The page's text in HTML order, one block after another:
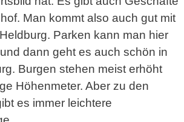
Man kommt also auch gut mit
Parken kann man hier
dann geht es auch schön in
Burgen stehen meist erhöht
Höhenmeter. Aber zu den
es immer leichtere